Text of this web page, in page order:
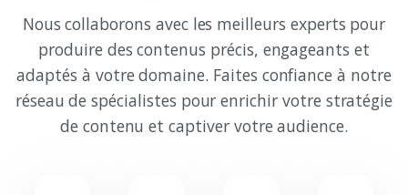
Nous collaborons avec les meilleurs experts pour
produire des contenus précis, engageants et
adaptés à votre domaine. Faites confiance à notre
réseau de spécialistes pour enrichir votre stratégie
de contenu et captiver votre audience.